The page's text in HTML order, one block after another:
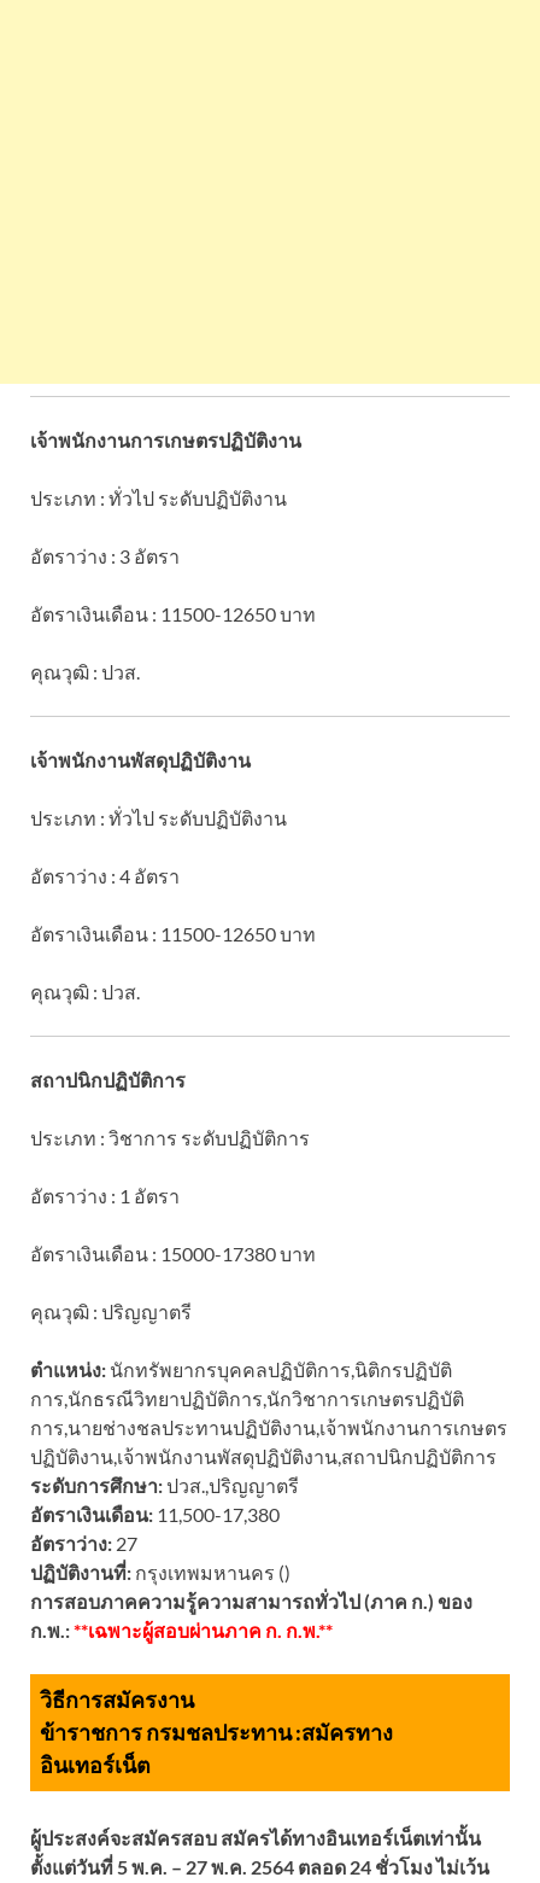
เจ้าพนักงานการเกษตรปฏิบัติงาน
ประเภท : ทั่วไป ระดับปฏิบัติงาน
อัตราว่าง : 3 อัตรา
อัตราเงินเดือน : 11500-12650 บาท
คุณวุฒิ : ปวส.
เจ้าพนักงานพัสดุปฏิบัติงาน
ประเภท : ทั่วไป ระดับปฏิบัติงาน
อัตราว่าง : 4 อัตรา
อัตราเงินเดือน : 11500-12650 บาท
คุณวุฒิ : ปวส.
สถาปนิกปฏิบัติการ
ประเภท : วิชาการ ระดับปฏิบัติการ
อัตราว่าง : 1 อัตรา
อัตราเงินเดือน : 15000-17380 บาท
คุณวุฒิ : ปริญญาตรี
ตำแหน่ง: นักทรัพยากรบุคคลปฏิบัติการ,นิติกรปฏิบัติ
การ,นักธรณีวิทยาปฏิบัติการ,นักวิชาการเกษตรปฏิบัติ
การ,นายช่างชลประทานปฏิบัติงาน,เจ้าพนักงานการเกษตร
ปฏิบัติงาน,เจ้าพนักงานพัสดุปฏิบัติงาน,สถาปนิกปฏิบัติการ
ระดับการศึกษา:ปวส.,ปริญญาตรี
อัตราเงินเดือน: 11,500-17,380
อัตราว่าง: 27
ปฏิบัติงานที่: กรุงเทพมหานคร ()
การสอบภาคความรู้ความสามารถทั่วไป (ภาค ก.) ของ
ก.พ.:**เฉพาะผู้สอบผ่านภาค ก. ก.พ.**
วิธีการสมัครงาน
ข้าราชการ กรมชลประทาน :สมัครทาง
อินเทอร์เน็ต
ผู้ประสงค์จะสมัครสอบ สมัครได้ทางอินเทอร์เน็ตเท่านั้น
ตั้งแต่วันที่ 5 พ.ค. – 27 พ.ค. 2564 ตลอด 24 ชั่วโมง ไม่เว้น